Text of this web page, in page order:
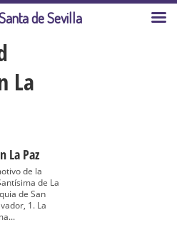
La
La Paz
de la
de La
de San
1. La
de Sevilla